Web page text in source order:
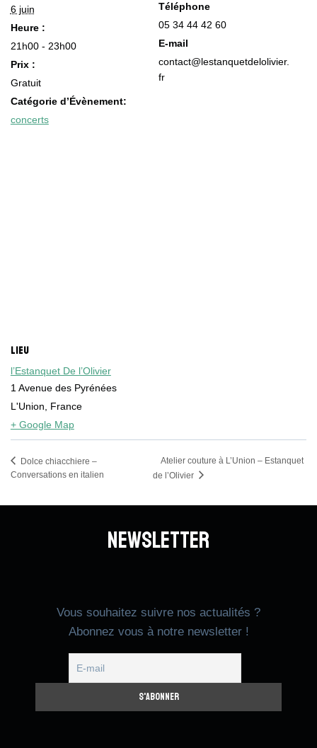
6 juin
Heure :
21h00 - 23h00
Prix :
Gratuit
Catégorie d’Évènement:
concerts
Téléphone
05 34 44 42 60
E-mail
contact@lestanquetdelolivier.
fr
LIEU
l’Estanquet De l’Olivier
1 Avenue des Pyrénées
L'Union, France
+ Google Map
Dolce chiacchiere –
Conversations en italien
Atelier couture à L’Union – Estanquet
de l’Olivier
Newsletter
Vous souhaitez suivre nos actualités ?
Abonnez vous à notre newsletter !